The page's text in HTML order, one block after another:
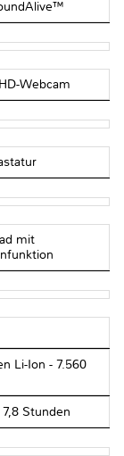
Webcam
mit
Li-Ion - 7.560
7,8 Stunden